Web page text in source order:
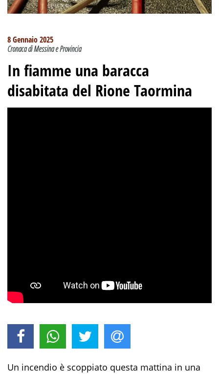
8 Gennaio 2025
Cronaca di Messina e Provincia
In fiamme una baracca
disabitata del Rione Taormina
Un incendio è scoppiato questa mattina in una